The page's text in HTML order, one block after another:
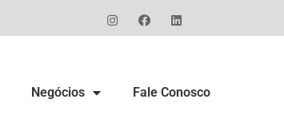
Negócios Fale Conosco